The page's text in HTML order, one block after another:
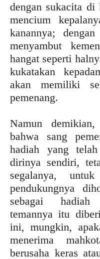
dengan sukacita di
mencium
kanannya;
menyambut
hangat seperti
kukatakan
akan memiliki
pemenang.
Namun
bahwa sang
hadiah yang
dirinya sendiri,
segalanya,
pendukungnya
sebagai hadiah
temannya itu
ini, mungkin,
menerima
berusaha keras